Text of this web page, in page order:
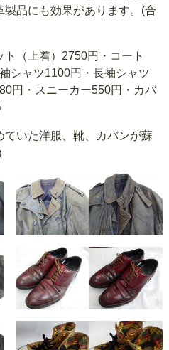
品にも効果があります。(合
ト（上着）2750円・コート
シャツ1100円・長袖シャツ
円・スニーカー550円・カバ
ていた洋服、靴、カバンが蘇